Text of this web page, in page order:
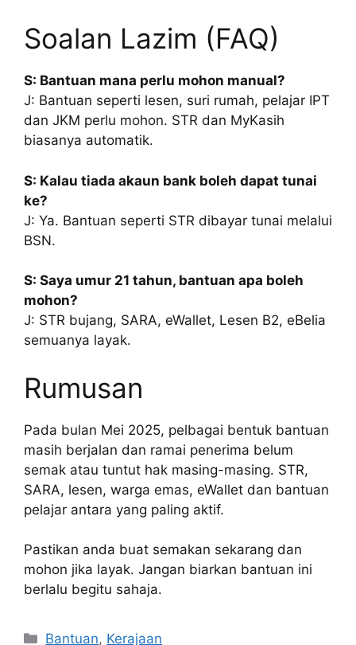
Soalan Lazim (FAQ)
S: Bantuan mana perlu mohon manual?
J: Bantuan seperti lesen, suri rumah, pelajar IPT
dan JKM perlu mohon. STR dan MyKasih
biasanya automatik.
S: Kalau tiada akaun bank boleh dapat tunai
ke?
J: Ya. Bantuan seperti STR dibayar tunai melalui
BSN.
S: Saya umur 21 tahun, bantuan apa boleh
mohon?
J: STR bujang, SARA, eWallet, Lesen B2, eBelia
semuanya layak.
Rumusan
Pada bulan Mei 2025, pelbagai bentuk bantuan
masih berjalan dan ramai penerima belum
semak atau tuntut hak masing-masing. STR,
SARA, lesen, warga emas, eWallet dan bantuan
pelajar antara yang paling aktif.
Pastikan anda buat semakan sekarang dan
mohon jika layak. Jangan biarkan bantuan ini
berlalu begitu sahaja.
Categories
Bantuan, Kerajaan